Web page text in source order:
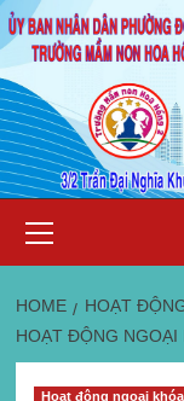
content
Menu
HOME HOẠT
HOẠT ĐỘNG NGOẠI
Hoạt động ngoại khóa